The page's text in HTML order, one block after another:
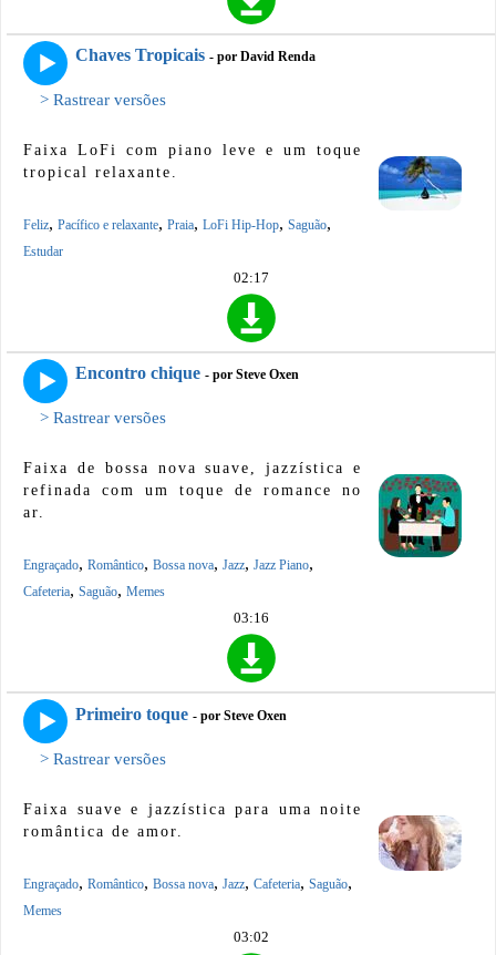
Chaves Tropicais - por David Renda
> Rastrear versões
Faixa LoFi com piano leve e um toque
tropical relaxante.
Feliz, Pacífico e relaxante, Praia, LoFi Hip-Hop, Saguão,
Estudar
02:17
Encontro chique - por Steve Oxen
> Rastrear versões
Faixa de bossa nova suave, jazzística e
refinada com um toque de romance no
ar.
Engraçado, Romântico, Bossa nova, Jazz, Jazz Piano,
Cafeteria, Saguão, Memes
03:16
Primeiro toque - por Steve Oxen
> Rastrear versões
Faixa suave e jazzística para uma noite
romântica de amor.
Engraçado, Romântico, Bossa nova, Jazz, Cafeteria, Saguão,
Memes
03:02